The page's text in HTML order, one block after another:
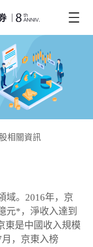
相關資訊
域。2016年，京
元*，淨收入達到
東是中國收入規模
，京東入榜